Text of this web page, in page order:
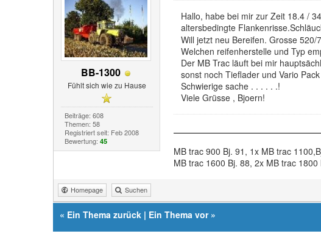
BB-1300
Fühlt sich wie zu Hause
Beiträge: 608
Themen: 58
Registriert seit: Feb 2008
Bewertung: 45
Hallo, habe bei mir zur Zeit 18.4 /
altersbedingte
Will jetzt neu Bereifen. Grosse 520/
Welchen reifenherstelle und Typ
Der MB Trac läuft bei mir
sonst noch Tieflader und Vario
Schwierige sache . . . . . .!
Viele Grüsse , Bjoern!
MB trac 900 Bj. 91, 1x MB trac
MB trac 1600 Bj. 88, 2x MB trac 1800
Homepage Suchen
« Ein Thema zurück | Ein Thema vor»